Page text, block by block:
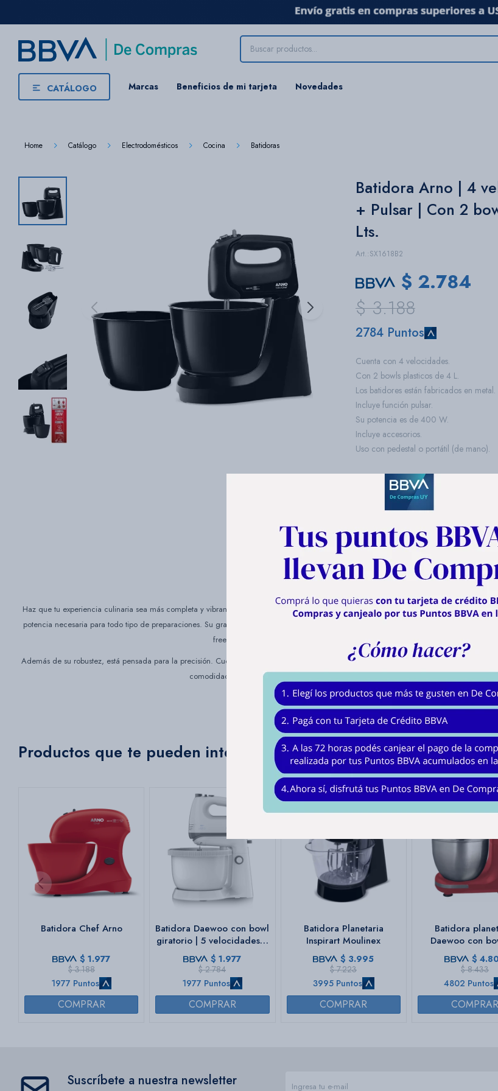
CATÁLOGO Marcas Beneficios de mi tarjeta Novedades
Home Catálogo Electrodomésticos Cocina Batidoras
Batidora Arno | 4
+ Pulsar | Con 2
Lts.
SX1618B2
$ 2.784
$ 3.188
2784 Puntos
Cuenta con 4 velocidades.
Con 2 bowls plasticos de 4 L.
Los batidores están fabricados en metal.
Incluye función pulsar.
Su potencia es de 400 W.
Incluye accesorios.
Uso con pedestal o portátil (de mano).
Descripción
Haz que tu experiencia culinaria sea más completa y vibrante con la Batidora Arno Mini Chef. Este electrodoméstico combina un
potencia necesaria para todo tipo de preparaciones. Su gran diferencial reside en la practicidad extrema: incluye dos bowls de 4 litros
freezer, permitiéndote calentar ingredientes o enfriar masas directamente en el
Además de su robustez, está pensada para la precisión. Cuenta con un par de batidores multifuncionales ideales para masas, rellenos y
comodidad o desmontarla para usarla manualmente, brindándote el control exacto
Productos que te pueden interesar
Batidora Chef Arno
$ 1.977
$ 3.188
1977 Puntos
Batidora Daewoo con bowl
giratorio | 5 velocidades +
Turbo | Color blanco
$ 1.977
$ 2.784
1977 Puntos
Batidora Planetaria
Inspirart Moulinex
$ 3.995
$ 7.223
3995 Puntos
Batidora
Daewoo con
batidores
rojo
$
$ 8.433
4802 Puntos
Suscríbete a nuestra newsletter